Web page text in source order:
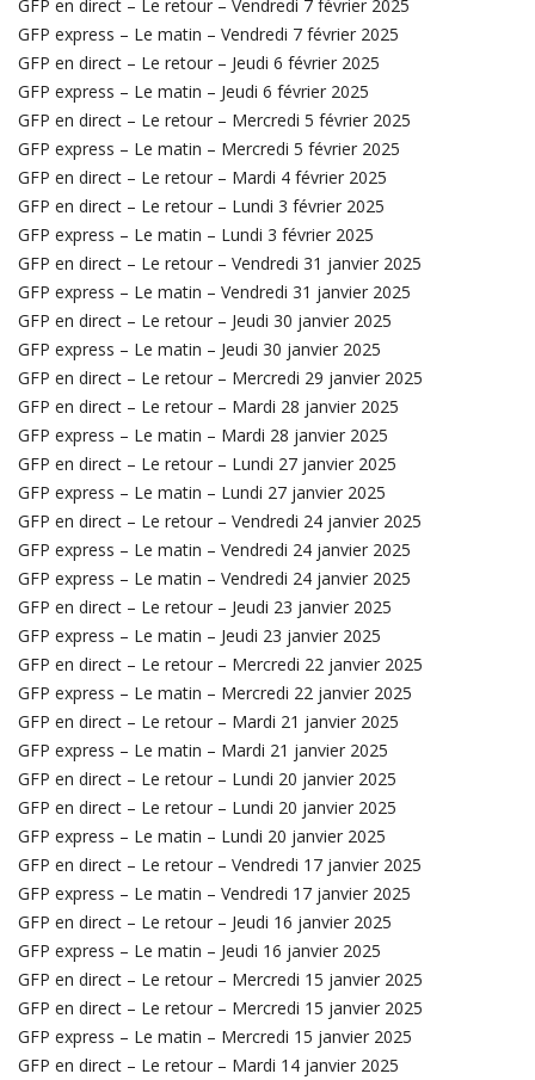
GFP en direct – Le retour – Vendredi 7 février 2025
GFP express – Le matin – Vendredi 7 février 2025
GFP en direct – Le retour – Jeudi 6 février 2025
GFP express – Le matin – Jeudi 6 février 2025
GFP en direct – Le retour – Mercredi 5 février 2025
GFP express – Le matin – Mercredi 5 février 2025
GFP en direct – Le retour – Mardi 4 février 2025
GFP en direct – Le retour – Lundi 3 février 2025
GFP express – Le matin – Lundi 3 février 2025
GFP en direct – Le retour – Vendredi 31 janvier 2025
GFP express – Le matin – Vendredi 31 janvier 2025
GFP en direct – Le retour – Jeudi 30 janvier 2025
GFP express – Le matin – Jeudi 30 janvier 2025
GFP en direct – Le retour – Mercredi 29 janvier 2025
GFP en direct – Le retour – Mardi 28 janvier 2025
GFP express – Le matin – Mardi 28 janvier 2025
GFP en direct – Le retour – Lundi 27 janvier 2025
GFP express – Le matin – Lundi 27 janvier 2025
GFP en direct – Le retour – Vendredi 24 janvier 2025
GFP express – Le matin – Vendredi 24 janvier 2025
GFP express – Le matin – Vendredi 24 janvier 2025
GFP en direct – Le retour – Jeudi 23 janvier 2025
GFP express – Le matin – Jeudi 23 janvier 2025
GFP en direct – Le retour – Mercredi 22 janvier 2025
GFP express – Le matin – Mercredi 22 janvier 2025
GFP en direct – Le retour – Mardi 21 janvier 2025
GFP express – Le matin – Mardi 21 janvier 2025
GFP en direct – Le retour – Lundi 20 janvier 2025
GFP en direct – Le retour – Lundi 20 janvier 2025
GFP express – Le matin – Lundi 20 janvier 2025
GFP en direct – Le retour – Vendredi 17 janvier 2025
GFP express – Le matin – Vendredi 17 janvier 2025
GFP en direct – Le retour – Jeudi 16 janvier 2025
GFP express – Le matin – Jeudi 16 janvier 2025
GFP en direct – Le retour – Mercredi 15 janvier 2025
GFP en direct – Le retour – Mercredi 15 janvier 2025
GFP express – Le matin – Mercredi 15 janvier 2025
GFP en direct – Le retour – Mardi 14 janvier 2025